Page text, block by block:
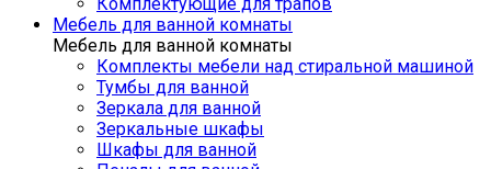
Мебель для ванной комнаты
Мебель для ванной комнаты
Комплекты мебели над стиральной машиной
Тумбы для ванной
Зеркала для ванной
Зеркальные шкафы
Шкафы для ванной